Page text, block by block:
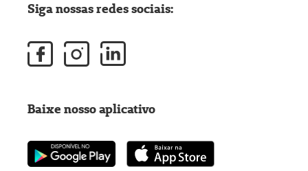
Siga nossas redes sociais:
Baixe nosso aplicativo